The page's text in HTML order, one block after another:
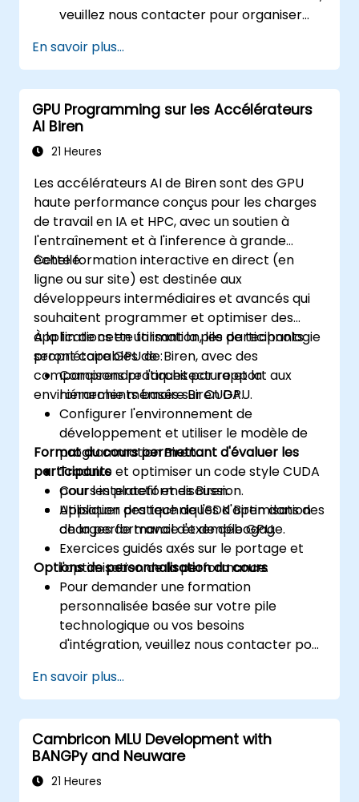
veuillez nous contacter pour organiser
En savoir plus...
GPU Programming sur les Accélérateurs
AI Biren
21 Heures
Les accélérateurs AI de Biren sont des GPU
haute performance conçus pour les charges
de travail en IA et HPC, avec un soutien à
l'entraînement et à l'inference à grande
échelle.
Cette formation interactive en direct (en
ligne ou sur site) est destinée aux
développeurs intermédiaires et avancés qui
souhaitent programmer et optimiser des
applications en utilisant la pile de technologie
propriétaire GPU de Biren, avec des
comparaisons pratiques par rapport aux
environnements basés sur CUDA.
À la fin de cette formation, les participants
seront capables de :
Comprendre l'architecture et la
hiérarchie mémoire Biren GPU.
Configurer l'environnement de
développement et utiliser le modèle de
programmation Biren.
Traduire et optimiser un code style CUDA
pour les plateformes Biren.
Appliquer des techniques d'optimisation
de la performance et de débogage.
Format du cours permettant d'évaluer les
participants
Cours interactif et discussion.
Utilisation pratique de l'SDK Biren dans des
charges de travail d'exemple GPU.
Exercices guidés axés sur le portage et
l'optimisation de la performance.
Options de personnalisation du cours
Pour demander une formation
personnalisée basée sur votre pile
technologique ou vos besoins
d'intégration, veuillez nous contacter pour
En savoir plus...
Cambricon MLU Development with
BANGPy and Neuware
21 Heures